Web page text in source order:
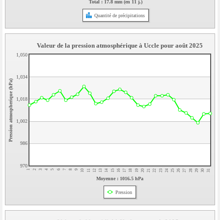
Total : 17.8 mm (en 11 j.)
Quantité de précipitations
1 2 3 4 5 6 7 8 9 10 11 12 13 14 15 16 17 18 19 20 21 22 23 24 25 26 27 28 29 30 31
970
986
1,002
1,018
1,034
1,050
Pression atmospherique (hPa)
Moyenne : 1016.5 hPa
Pression
Valeur de la pression atmosphérique à Uccle pour août 2025